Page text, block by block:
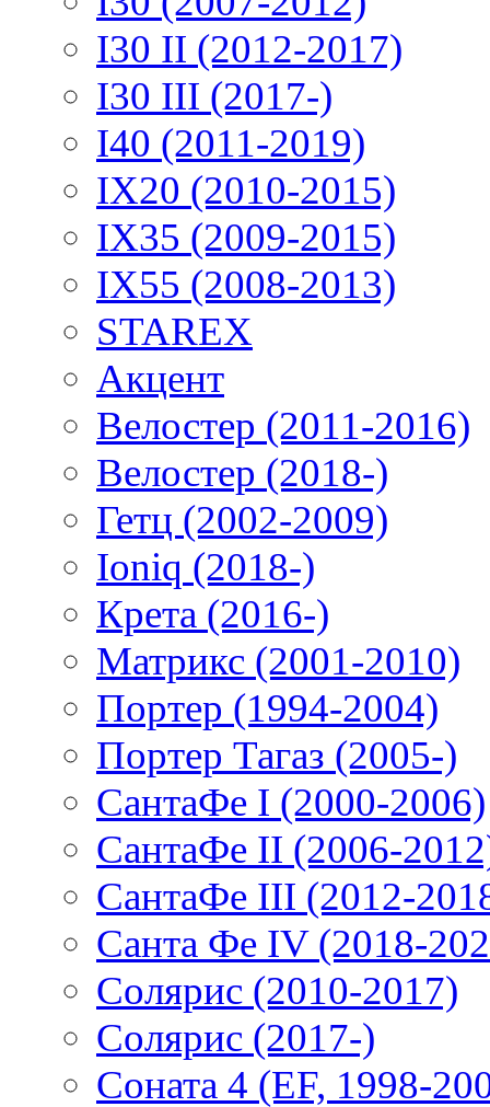
I30 II (2012-2017)
I30 III (2017-)
I40 (2011-2019)
IX20 (2010-2015)
IX35 (2009-2015)
IX55 (2008-2013)
STAREX
Акцент
Велостер (2011-2016)
Велостер (2018-)
Гетц (2002-2009)
Ioniq (2018-)
Крета (2016-)
Матрикс (2001-2010)
Портер (1994-2004)
Портер Тагаз (2005-)
СантаФе I (2000-2006)
СантаФе II (2006-
СантаФе III (2012-
Санта Фе IV (2018-
Солярис (2010-2017)
Солярис (2017-)
Соната 4 (EF, 1998-